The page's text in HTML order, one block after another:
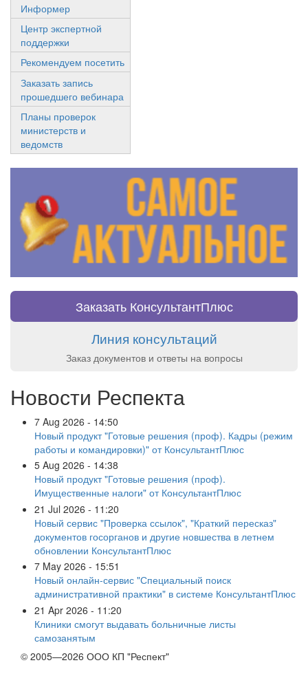
Информер
Центр экспертной
поддержки
Рекомендуем посетить
Заказать запись
прошедшего вебинара
Планы проверок
министерств и
ведомств
Заказать КонсультантПлюс
Линия консультаций
Заказ документов и ответы на вопросы
Новости Респекта
7 Aug 2026 - 14:50
Новый продукт "Готовые решения (проф). Кадры (режим
работы и командировки)" от КонсультантПлюс
5 Aug 2026 - 14:38
Новый продукт "Готовые решения (проф).
Имущественные налоги" от КонсультантПлюс
21 Jul 2026 - 11:20
Новый сервис "Проверка ссылок", "Краткий пересказ"
документов госорганов и другие новшества в летнем
обновлении КонсультантПлюс
7 May 2026 - 15:51
Новый онлайн-сервис "Специальный поиск
административной практики" в системе КонсультантПлюс
21 Apr 2026 - 11:20
Клиники смогут выдавать больничные листы
самозанятым
© 2005—2026 ООО КП "Респект"